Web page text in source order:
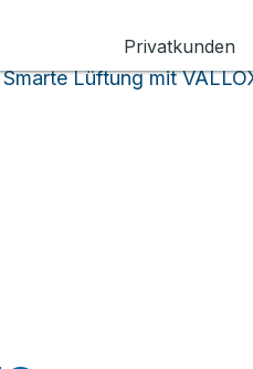
Privatkunden
Lüftung mit